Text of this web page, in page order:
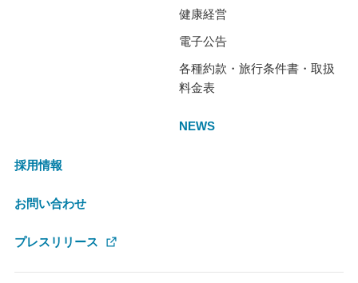
健康経営
電子公告
各種約款・旅行条件書・取扱
料金表
NEWS
採用情報
お問い合わせ
プレスリリース